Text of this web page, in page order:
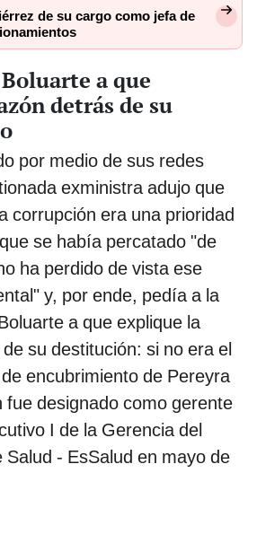
de su cargo como jefa de
a que
detrás de su
por medio de sus redes
exministra adujo que
corrupción era una prioridad
se había percatado "de
ha perdido de vista ese
y, por ende, pedía a la
a que explique la
su destitución: si no era el
encubrimiento de Pereyra
fue designado como gerente
I de la Gerencia del
Salud - EsSalud en mayo de